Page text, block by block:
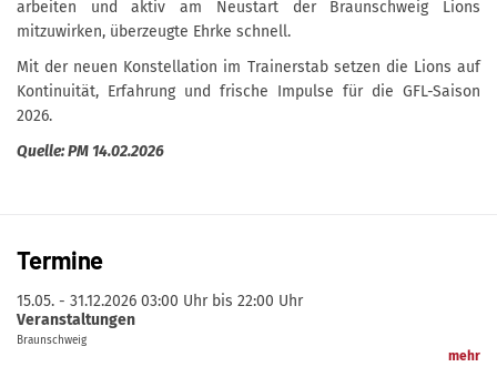
arbeiten und aktiv am Neustart der Braunschweig Lions
mitzuwirken, überzeugte Ehrke schnell.
Mit der neuen Konstellation im Trainerstab setzen die Lions auf
Kontinuität, Erfahrung und frische Impulse für die GFL-Saison
2026.
Quelle: PM 14.02.2026
Termine
15.05. - 31.12.2026 03:00 Uhr bis 22:00 Uhr
Veranstaltungen
Braunschweig
mehr